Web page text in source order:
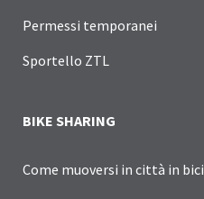
Permessi temporanei
Sportello ZTL
BIKE SHARING
Come muoversi in città in bici